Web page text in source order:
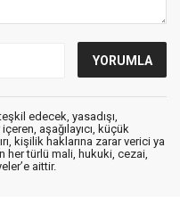
edecek, yasadışı,
aşağılayıcı, küçük
kişilik haklarına zarar verici ya
türlü mali, hukuki, cezai,
aittir.